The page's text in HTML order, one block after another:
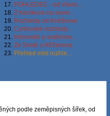
17. POHLEDEC - od Vávro...
18. Z Koníkova na sever...
19. Rozhledy od Kněževse
20. Cyrilovské rozhledy...
21. Hrbovské a svařenov...
22. Ze Svaté u Křižanova
23. Přehled míst rozhle...
podle zeměpisných šířek, od